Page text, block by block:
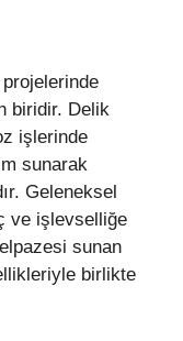
biridir. Delik
işlerinde
sunarak
Geleneksel
ve işlevselliğe
sunan
birlikte